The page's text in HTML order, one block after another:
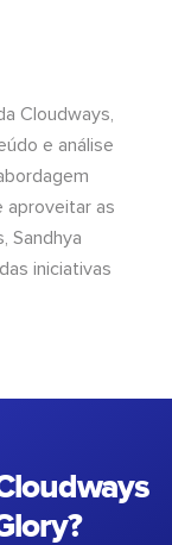
Cloudways,
e análise
aproveitar as
Sandhya
iniciativas